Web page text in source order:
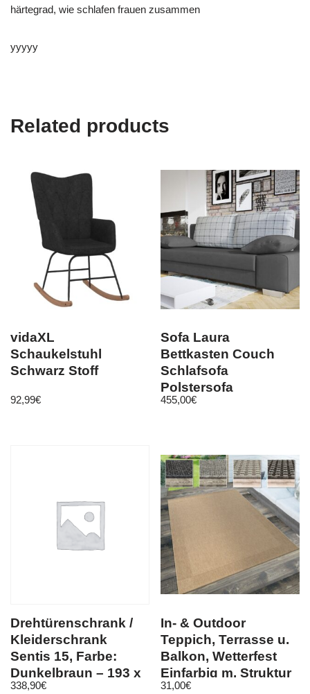
härtegrad, wie schlafen frauen zusammen
yyyyy
Related products
vidaXL
Schaukelstuhl
Schwarz Stoff
92,99€
Sofa Laura
Bettkasten Couch
Schlafsofa
Polstersofa
Bettfunktion
455,00€
Drehtürenschrank /
Kleiderschrank
Sentis 15, Farbe:
Dunkelbraun – 193 x
88 x 49
338,90€
In- & Outdoor
Teppich, Terrasse u.
Balkon, Wetterfest
Einfarbig m. Struktur
31,00€